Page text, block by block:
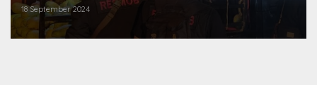
18 September 2024